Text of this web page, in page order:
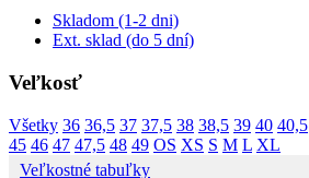
Skladom (1-2 dni)
Ext. sklad (do 5 dní)
Veľkosť
Všetky 36 36,5 37 37,5 38 38,5 39 40 40,5
45 46 47 47,5 48 49 OS XS S M L XL
Veľkostné tabuľky